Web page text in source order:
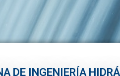
DE INGENIERÍA